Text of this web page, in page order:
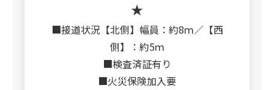
★
■接道状況【北側】幅員：約8ｍ／【西
側】：約5ｍ
■検査済証有り
■火災保険加入要